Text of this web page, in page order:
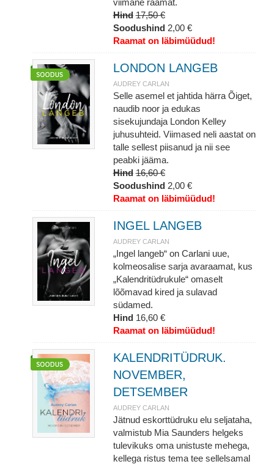
viimane raamat.
Hind 17,50 €
Soodushind 2,00 €
Raamat on läbimüüdud!
LONDON LANGEB
AUDREY CARLAN
Selle asemel et jahtida härra Õiget,
naudib noor ja edukas
sisekujundaja London Kelley
juhusuhteid. Viimased neli aastat on
talle sellest piisanud ja nii see
peabki jääma.
Hind 16,60 €
Soodushind 2,00 €
Raamat on läbimüüdud!
INGEL LANGEB
AUDREY CARLAN
„Ingel langeb“ on Carlani uue,
kolmeosalise sarja avaraamat, kus
„Kalendritüdrukule“ omaselt
lõõmavad kired ja sulavad
südamed.
Hind 16,60 €
Raamat on läbimüüdud!
KALENDRITÜDRUK.
NOVEMBER,
DETSEMBER
AUDREY CARLAN
Jätnud eskorttüdruku elu seljataha,
valmistub Mia Saunders helgeks
tulevikuks oma unistuste mehega,
kellega ristus tema tee sellelsamal